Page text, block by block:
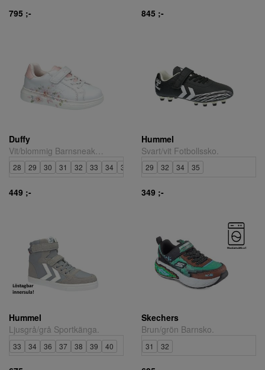
795 ;- 845 ;-
Duffy
28 29 30 31 32 33 34 35
449 ;-
Hummel
Svart/vit Fotbollssko.
29 32 34 35
349 ;-
Hummel
Ljusgrå/grå Sportkänga.
33 34 36 37 38 39 40
Skechers
Brun/grön Barnsko.
31 32